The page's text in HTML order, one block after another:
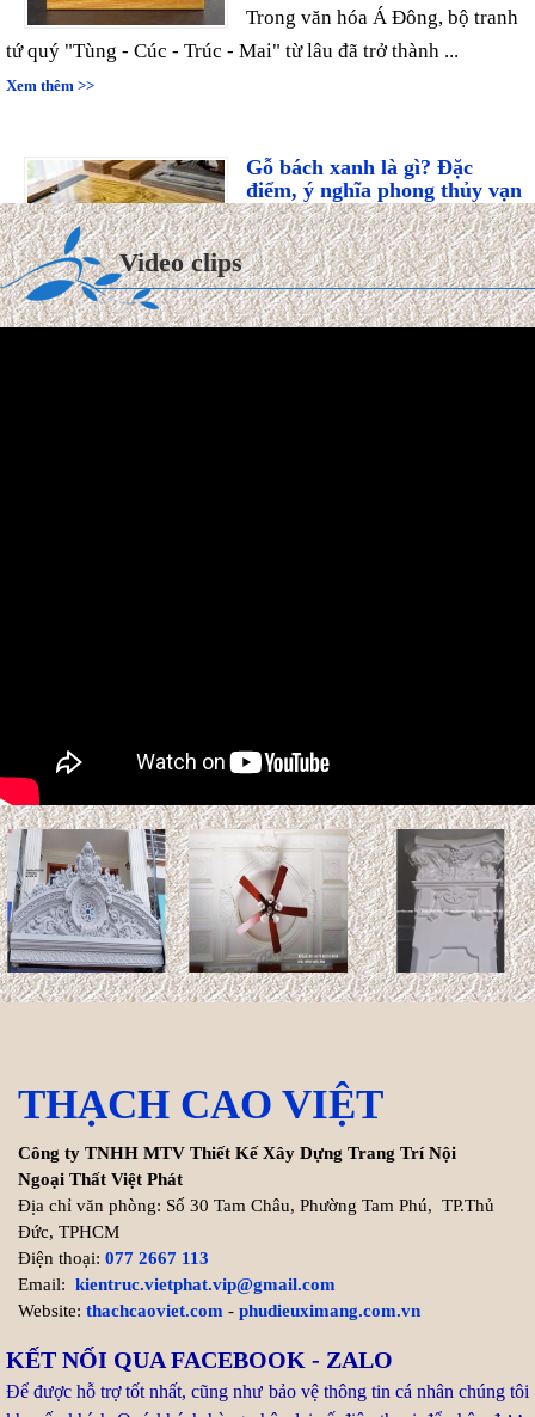
tứ quý "Tùng - Cúc - Trúc - Mai" từ lâu đã trở thành ...
Xem thêm >>
điểm, ý nghĩa phong thủy vạn
niên
Trong thế giới mộc hương cao
cấp, gỗ Bách Xanh từ lâu đã được ví như "quân vương" của
các ...
Loại nào tốt hơn? Độ bền &
Báo giá
Gỗ Teak (gỗ Giá Tỵ) và gỗ sồi là
hai vật liệu tự nhiên phổ biến trong thiết kế nội thất và kiến
trúc. ...
Xem thêm >>
Cách tính chi phí xây biệt thự
thiện trọn gói biệt thự
Xem thêm >>
2027: Cơ hội Vàng đón thọ
tuổi 59
chạm ngưỡng 59 tuổi (tuổi mụ). Trong dân gian, nhiều người
Video clips
THẠCH CAO VIỆT
Công ty TNHH MTV Thiết Kế Xây Dựng Trang Trí Nội
Ngoại Thất Việt Phát
Địa chỉ văn phòng: Số 30 Tam Châu, Phường Tam Phú, TP.Thủ
Đức, TPHCM
Điện thoại: 077 2667 113
Email: kientruc.vietphat.vip@gmail.com
Website: thachcaoviet.com - phudieuximang.com.vn
KẾT NỐI QUA FACEBOOK - ZALO
Để được hỗ trợ tốt nhất, cũng như bảo vệ thông tin cá nhân chúng tôi